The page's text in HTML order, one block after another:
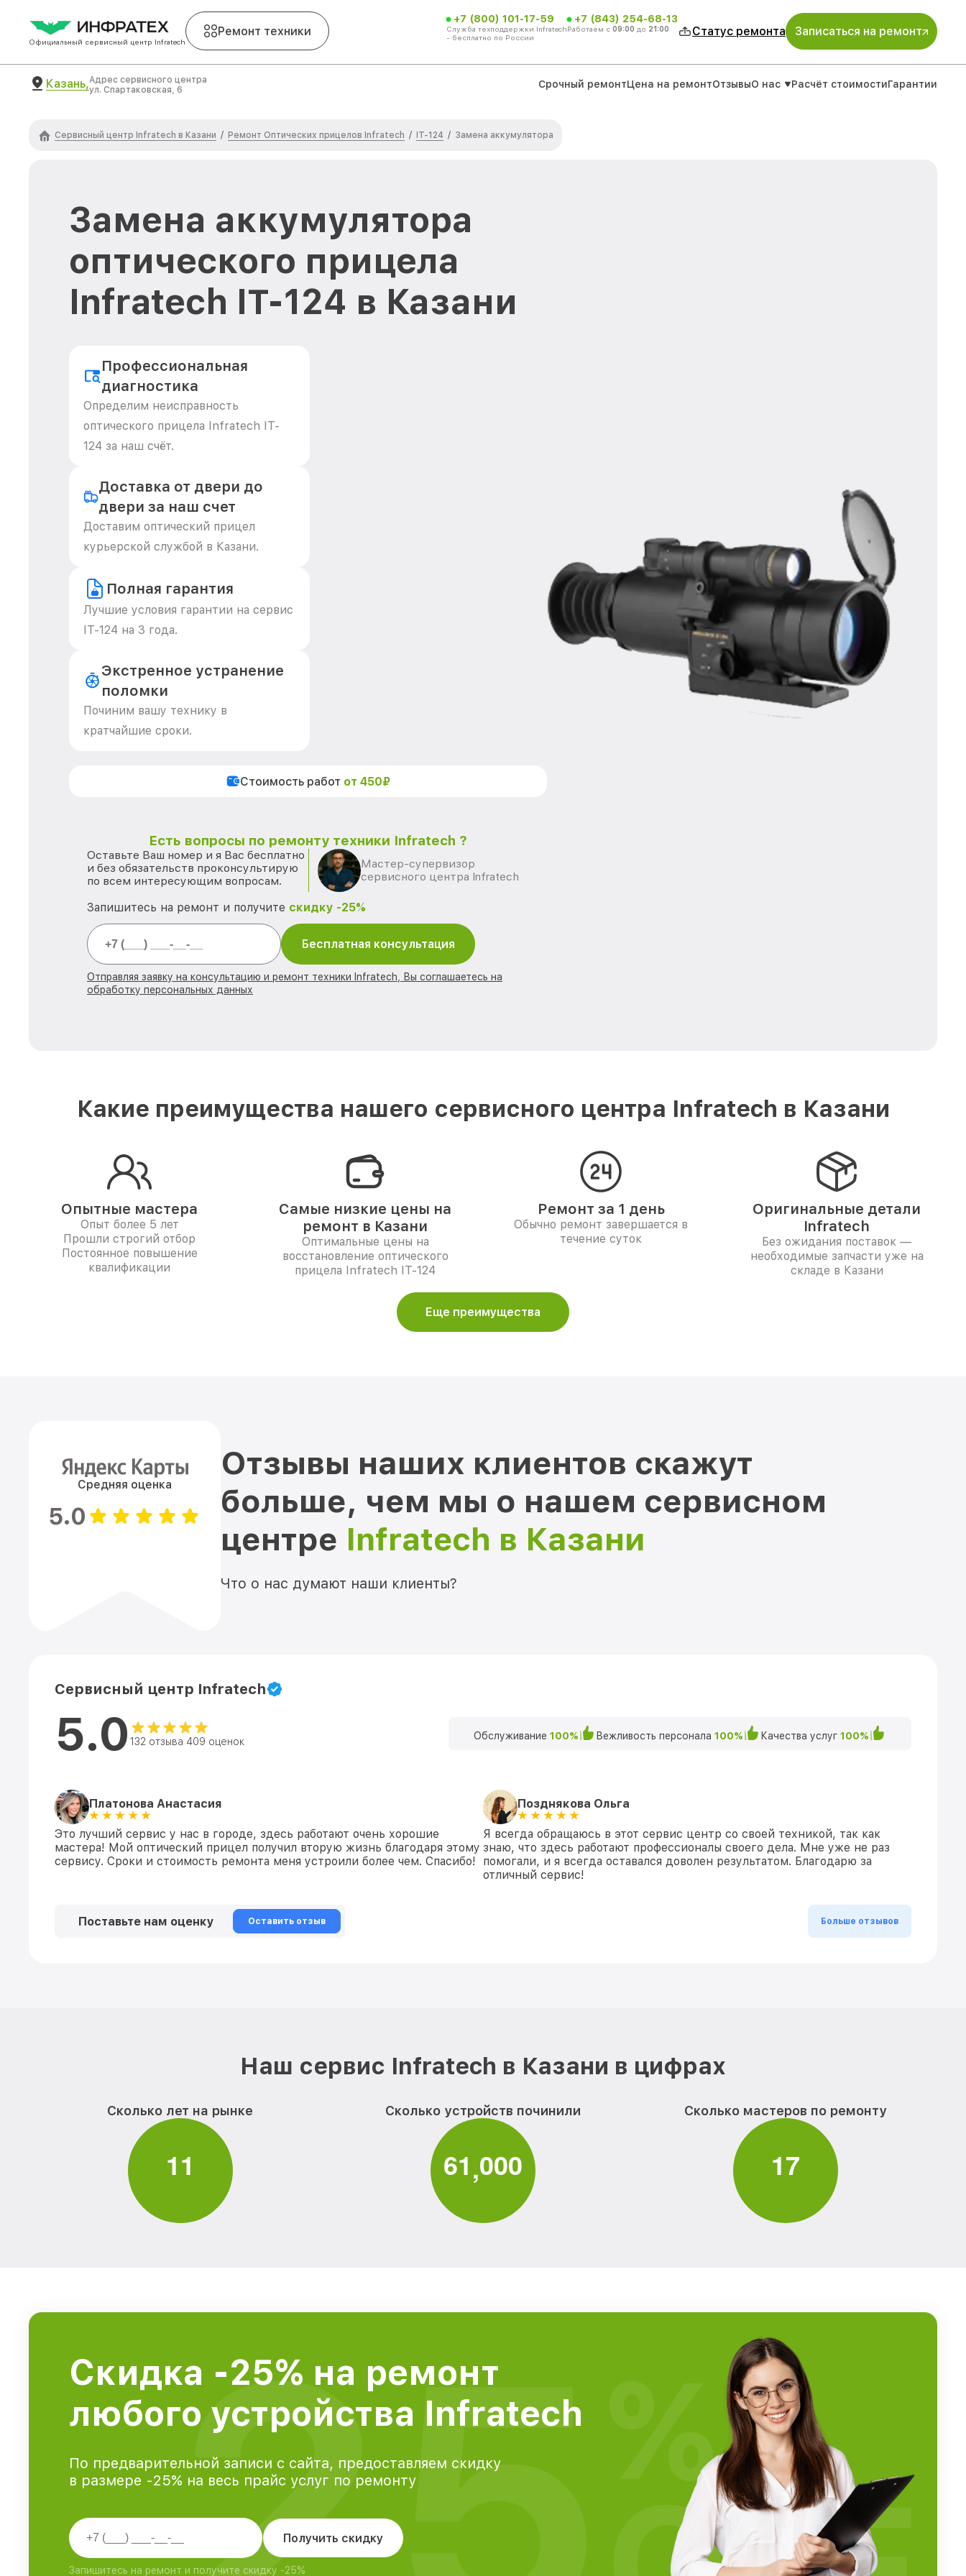
Официальный сервисный центр Infratech
Ремонт техники
+7 (800) 101-17-59
Служба техподдержки Infratech
- бесплатно по России
+7 (843) 254-68-13
Работаем с 09:00 до 21:00 Статус ремонта Записаться на ремонт
Казань,Адрес сервисного центра
ул. Спартаковская, 6
Срочный ремонтЦена на ремонтОтзывыО нас Расчёт стоимостиГарантии
Сервисный центр Infratech в Казани / Ремонт Оптических прицелов Infratech / IT-124 / Замена аккумулятора
Замена аккумулятора
оптического прицела
Infratech IT-124 в Казани
Профессиональная
диагностика
Определим неисправность
оптического прицела Infratech IT-
124 за наш счёт.
Доставка от двери до
двери за наш счет
Доставим оптический прицел
курьерской службой в Казани.
Полная гарантия
Лучшие условия гарантии на сервис
IT-124 на 3 года.
Экстренное устранение
поломки
Починим вашу технику в
кратчайшие сроки.
Стоимость работ от 450₽
Есть вопросы по ремонту техники Infratech ?
Оставьте Ваш номер и я Вас бесплатно
и без обязательств проконсультирую
по всем интересующим вопросам.
Мастер-супервизор
сервисного центра Infratech
Запишитесь на ремонт и получите скидку -25%
Бесплатная консультация
Отправляя заявку на консультацию и ремонт техники Infratech, Вы соглашаетесь на
обработку персональных данных
Какие преимущества нашего сервисного центра Infratech в Казани
Опытные мастера
Опыт более 5 лет
Прошли строгий отбор
Постоянное повышение
квалификации
Самые низкие цены на
ремонт в Казани
Оптимальные цены на
восстановление оптического
прицела Infratech IT-124
Ремонт за 1 день
Обычно ремонт завершается в
течение суток
Оригинальные детали
Infratech
Без ожидания поставок —
необходимые запчасти уже на
складе в Казани
Еще преимущества
Средняя оценка
5.0
Отзывы наших клиентов скажут
больше, чем мы о нашем сервисном
центре Infratech в Казани
Что о нас думают наши клиенты?
Сервисный центр Infratech
5.0 132 отзыва 409 оценок Обслуживание 100% Вежливость персонала 100% Качества услуг 100%
Платонова Анастасия
Это лучший сервис у нас в городе, здесь работают очень хорошие
мастера! Мой оптический прицел получил вторую жизнь благодаря этому
сервису. Сроки и стоимость ремонта меня устроили более чем. Спасибо!
Позднякова Ольга
Я всегда обращаюсь в этот сервис центр со своей техникой, так как
знаю, что здесь работают профессионалы своего дела. Мне уже не раз
помогали, и я всегда оставался доволен результатом. Благодарю за
отличный сервис!
Поставьте нам оценку Оставить отзыв Больше отзывов
Наш сервис Infratech в Казани в цифрах
Сколько лет на рынке
11
Сколько устройств починили
61,000
Сколько мастеров по ремонту
17
Скидка -25% на ремонт
любого устройства Infratech
По предварительной записи с сайта, предоставляем скидку
в размере -25% на весь прайс услуг по ремонту
Получить скидку
Запишитесь на ремонт и получите скидку -25%
%